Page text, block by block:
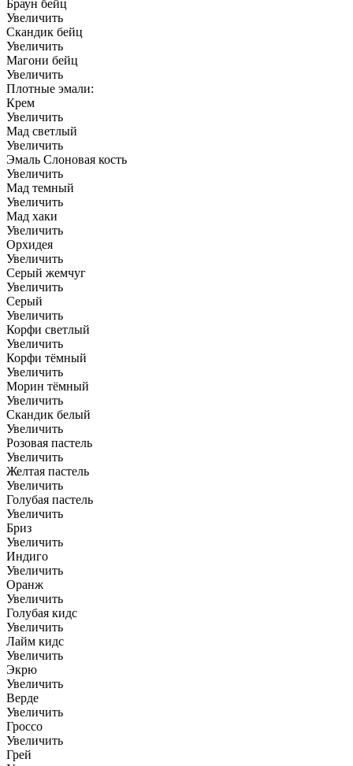
Браун бейц
Увеличить
Скандик бейц
Увеличить
Магони бейц
Увеличить
Плотные эмали:
Крем
Увеличить
Мад светлый
Увеличить
Эмаль Слоновая кость
Увеличить
Мад темный
Увеличить
Мад хаки
Увеличить
Орхидея
Увеличить
Серый жемчуг
Увеличить
Серый
Увеличить
Корфи светлый
Увеличить
Корфи тёмный
Увеличить
Морин тёмный
Увеличить
Скандик белый
Увеличить
Розовая пастель
Увеличить
Желтая пастель
Увеличить
Голубая пастель
Увеличить
Бриз
Увеличить
Индиго
Увеличить
Оранж
Увеличить
Голубая кидс
Увеличить
Лайм кидс
Увеличить
Экрю
Увеличить
Верде
Увеличить
Гроссо
Увеличить
Грей